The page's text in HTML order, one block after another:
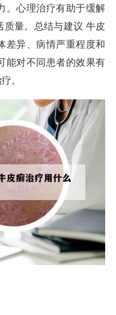
。心理治疗有助于缓解
质量。总结与建议 牛皮
差异、病情严重程度和
能对不同患者的效果有
。